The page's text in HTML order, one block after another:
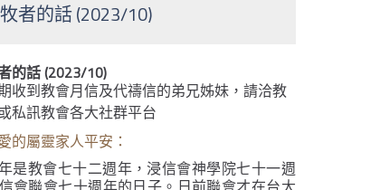
者的話 (2023/10)
的話 (2023/10)
收到教會月信及代禱信的弟兄姊妹，請洽教
私訊教會各大社群平台
的屬靈家人平安：
是教會七十二週年，浸信會神學院七十一週